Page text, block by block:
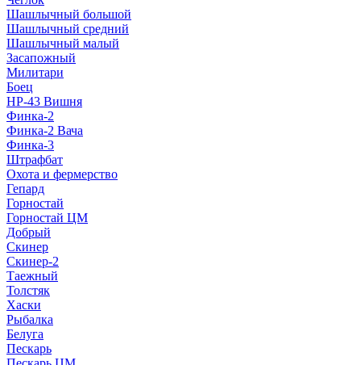
Шашлычный большой
Шашлычный средний
Шашлычный малый
Засапожный
Милитари
Боец
НР-43 Вишня
Финка-2
Финка-2 Вача
Финка-3
Штрафбат
Охота и фермерство
Гепард
Горностай
Горностай ЦМ
Добрый
Скинер
Скинер-2
Таежный
Толстяк
Хаски
Рыбалка
Белуга
Пескарь